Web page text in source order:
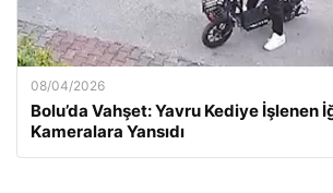
08/04/2026
Bolu’da Vahşet: Yavru Kediye İşlenen
Kameralara Yansıdı